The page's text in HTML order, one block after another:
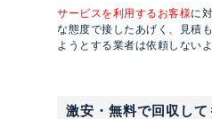
サービスを利用するお客様に
な態度で接したあげく、見積
ようとする業者は依頼しない
激安・無料で回収して